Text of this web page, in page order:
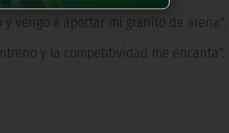
vengo a aportar mi granito de arena".
y la competitividad me encanta".